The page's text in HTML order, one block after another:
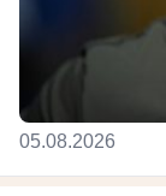
05.08.2026